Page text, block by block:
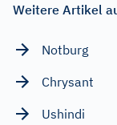
Weitere Artikel
Notburg
Chrysant
Ushindi